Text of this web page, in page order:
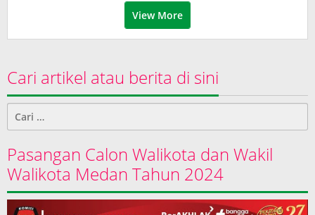
View More
Cari artikel atau berita di sini
Cari
untuk:
Pasangan Calon Walikota dan Wakil
Walikota Medan Tahun 2024